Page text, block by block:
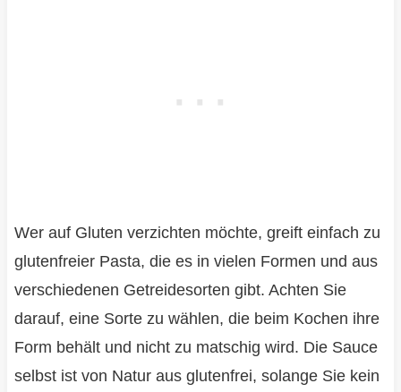
Wer auf Gluten verzichten möchte, greift einfach zu
glutenfreier Pasta, die es in vielen Formen und aus
verschiedenen Getreidesorten gibt. Achten Sie
darauf, eine Sorte zu wählen, die beim Kochen ihre
Form behält und nicht zu matschig wird. Die Sauce
selbst ist von Natur aus glutenfrei, solange Sie kein